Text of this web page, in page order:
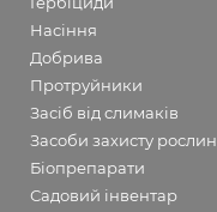
Насіння
Добрива
Протруйники
Засіб від слимаків
Засоби захисту рослин
Біопрепарати
Садовий інвентар